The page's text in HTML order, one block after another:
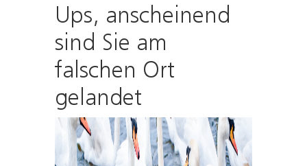
Ups, anscheinend
sind Sie am
falschen Ort
gelandet